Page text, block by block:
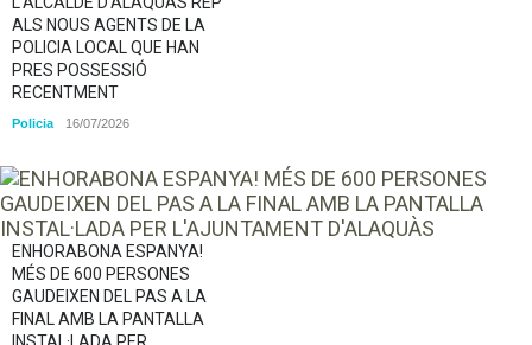
ALS NOUS AGENTS DE LA
POLICIA LOCAL QUE HAN
PRES POSSESSIÓ
RECENTMENT
Policia 16/07/2026
ENHORABONA ESPANYA!
MÉS DE 600 PERSONES
GAUDEIXEN DEL PAS A LA
FINAL AMB LA PANTALLA
INSTAL·LADA PER